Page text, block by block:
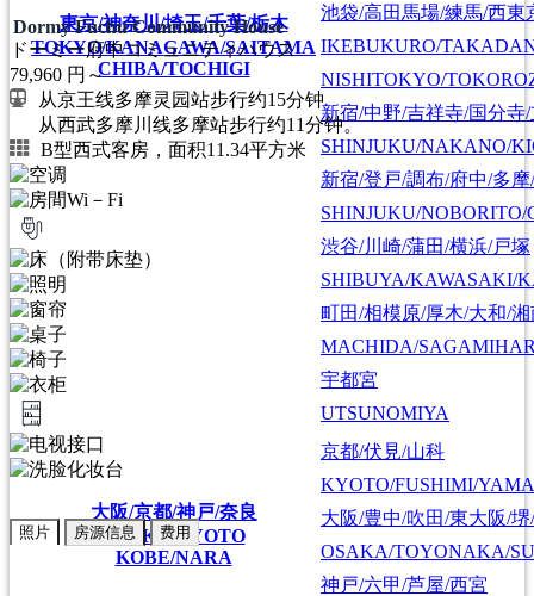
東京/神奈川/埼玉/千葉/栃木
TOKYO/KANAGAWA/SAITAMA
CHIBA/TOCHIGI
池袋/高田馬場/練馬/西東
IKEBUKURO/
NISHITOKYO/
新宿/中野/吉祥寺/国分寺
SHINJUKU/NAKANO/
新宿/登戸/調布/府中/多
SHINJUKU/
渋谷/川崎/蒲田/横浜/戸塚
SHIBUYA/KAWASAKI/
町田/相模原/厚木/大和/湘
MACHIDA/
宇都宮
UTSUNOMIYA
大阪/京都/神戸/奈良
OSAKA/KYOTO
KOBE/NARA
京都/伏見/山科
KYOTO/FUSHIMI/
大阪/豊中/吹田/東大阪/
OSAKA/TOYONAKA/
神戸/六甲/芦屋/西宮
Dormy Fuchu Community House
ドーミー府中コミュニティハウス
79,960 円～
从京王线多摩灵园站步行约15分钟
从西武多摩川线多摩站步行约11分钟。
B型西式客房，面积11.34平方米
照片 房源信息 费用